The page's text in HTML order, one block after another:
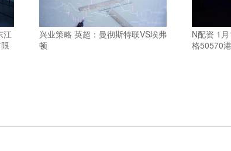
江
兴业策略 英超：曼彻斯特联VS埃弗
顿
N配资 1
格50570